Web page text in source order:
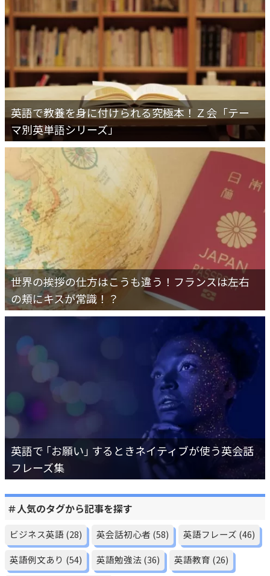
英語で教養を身に付けられる究極本！Ｚ会「テー
マ別英単語シリーズ」
世界の挨拶の仕方はこうも違う！フランスは左右
の頬にキスが常識！？
英語で ｢お願い｣ するときネイティブが使う英会話
フレーズ集
＃人気のタグから記事を探す
ビジネス英語(28) 英会話初心者 (58) 英語フレーズ (46)
英語例文あり (54) 英語勉強法(36) 英語教育 (26)